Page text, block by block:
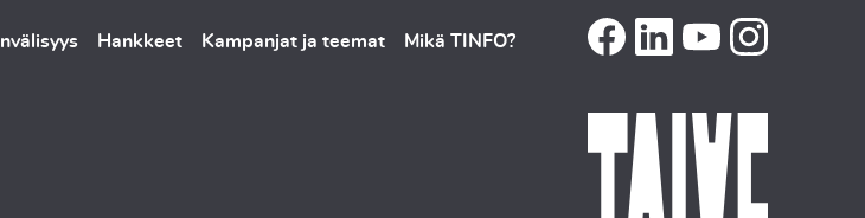
Hankkeet Kampanjat ja teemat Mikä TINFO?